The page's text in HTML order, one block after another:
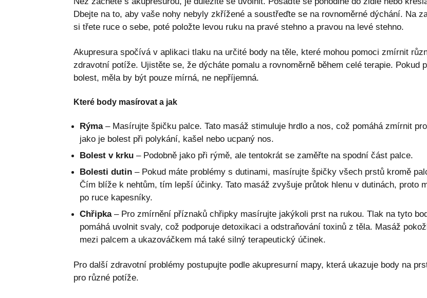
Dbejte na to, aby vaše nohy nebyly zkřížené a soustřeďte se na rovnoměrné dýchání. Na
si třete ruce o sebe, poté položte levou ruku na pravé stehno a pravou na levé stehno.
Akupresura spočívá v aplikaci tlaku na určité body na těle, které mohou pomoci zmírnit
zdravotní potíže. Ujistěte se, že dýcháte pomalu a rovnoměrně během celé terapie. Pokud
bolest, měla by být pouze mírná, ne nepříjemná.
Které body masírovat a jak
Rýma– Masírujte špičku palce. Tato masáž stimuluje hrdlo a nos, což pomáhá zmírnit
jako je bolest při polykání, kašel nebo ucpaný nos.
Bolest v krku– Podobně jako při rýmě, ale tentokrát se zaměřte na spodní část palce.
Bolesti dutin– Pokud máte problémy s dutinami, masírujte špičky všech prstů kromě
Čím blíže k nehtům, tím lepší účinky. Tato masáž zvyšuje průtok hlenu v dutinách, proto
po ruce kapesníky.
Chřipka– Pro zmírnění příznaků chřipky masírujte jakýkoli prst na rukou. Tlak na tyto
pomáhá uvolnit svaly, což podporuje detoxikaci a odstraňování toxinů z těla. Masáž
mezi palcem a ukazováčkem má také silný terapeutický účinek.
Pro další zdravotní problémy postupujte podle akupresurní mapy, která ukazuje body na
pro různé potíže.